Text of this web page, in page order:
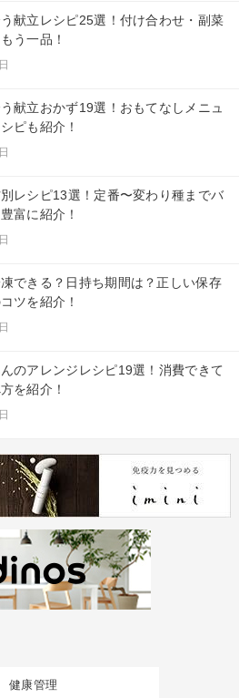
献立レシピ25選！付け合わせ・副菜
う一品！
献立おかず19選！おもてなしメニュ
ピも紹介！
レシピ13選！定番〜変わり種までバ
富に紹介！
できる？日持ち期間は？正しい保存
ツを紹介！
のアレンジレシピ19選！消費できて
を紹介！
健康管理